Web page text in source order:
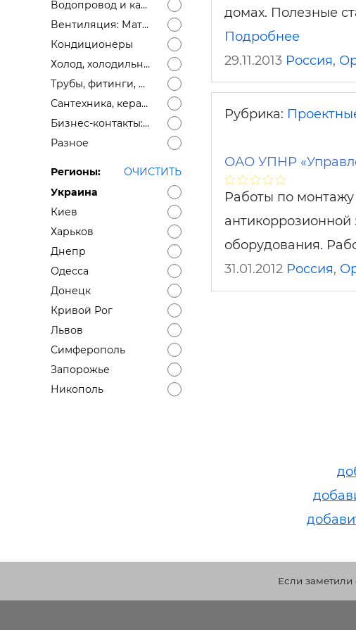
Водопровод и канализация: Материалы
Вентиляция: Материалы
Кондиционеры
Холод, холодильное оборудование
Трубы, фитинги, дымоходы
Сантехника, керамика
Бизнес-контакты: ищем поставщика, ищем дилеров, монтажные организации
Разное
Регионы:
ОЧИСТИТЬ
Украина
Киев
Харьков
Днепр
Одесса
Донецк
Кривой Рог
Львов
Симферополь
Запорожье
Никополь
домах. Полезные
Подробнее
29.11.2013 Россия,
Рубрика:
ОАО УПНР
Работы по
антикоррозионной
оборудования.
31.01.2012 Россия,
Если